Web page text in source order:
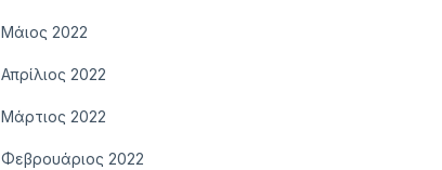
Μάιος 2022
Απρίλιος 2022
Μάρτιος 2022
Φεβρουάριος 2022